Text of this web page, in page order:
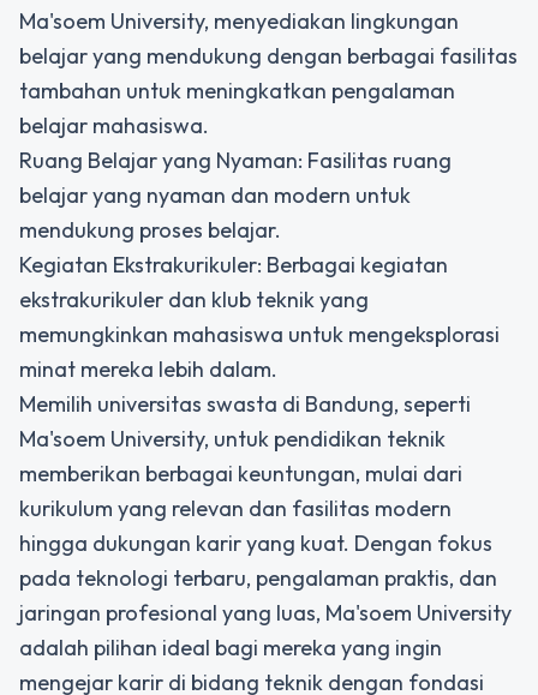
Ma'soem University, menyediakan lingkungan
belajar yang mendukung dengan berbagai fasilitas
tambahan untuk meningkatkan pengalaman
belajar mahasiswa.
Ruang Belajar yang Nyaman: Fasilitas ruang
belajar yang nyaman dan modern untuk
mendukung proses belajar.
Kegiatan Ekstrakurikuler: Berbagai kegiatan
ekstrakurikuler dan klub teknik yang
memungkinkan mahasiswa untuk mengeksplorasi
minat mereka lebih dalam.
Memilih universitas swasta di Bandung, seperti
Ma'soem University, untuk pendidikan teknik
memberikan berbagai keuntungan, mulai dari
kurikulum yang relevan dan fasilitas modern
hingga dukungan karir yang kuat. Dengan fokus
pada teknologi terbaru, pengalaman praktis, dan
jaringan profesional yang luas, Ma'soem University
adalah pilihan ideal bagi mereka yang ingin
mengejar karir di bidang teknik dengan fondasi